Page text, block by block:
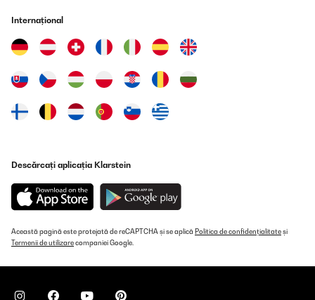
Cordialement,
L'équipe Klarstein
_______________________________
Mhend
Ich sag’s gleich: Der Klarstein Minikühlschrank ist mein
braucht keinen Kaffee und sorgt dafür, dass meiner immer schön
gekühlt bleibt. Was will man mehr?Temperatur? Punktlandung.
Nicht zu warm, nicht zu kalt – einfach perfekt. Oben steht eine
Einsatz im Kaffee. Und das Beste: Das Teil ist flüsterleise. Kein
nerviges Brummen, kein Summen, nur angenehme Stille.Die
oder Homeoffice – kompakt, aber nicht lächerlich
Internațional
Descărcați aplicația Klarstein
Această pagină este protejată de reCAPTCHA și se aplică Politica de confidențialitateși
Termenii de utilizarecompaniei Google.